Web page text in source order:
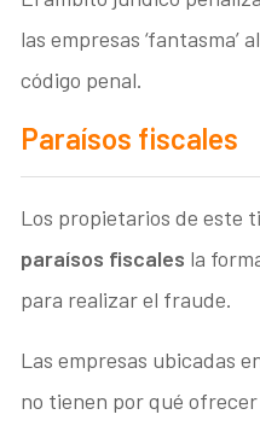
las empresas ‘fantasma’
código penal.
Paraísos fiscales
Los propietarios de este
paraísos fiscales la
para realizar el fraude.
Las empresas ubicadas
no tienen por qué